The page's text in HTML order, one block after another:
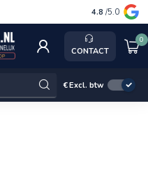
4.8 /5.0
CONTACT
0
€Excl. btw